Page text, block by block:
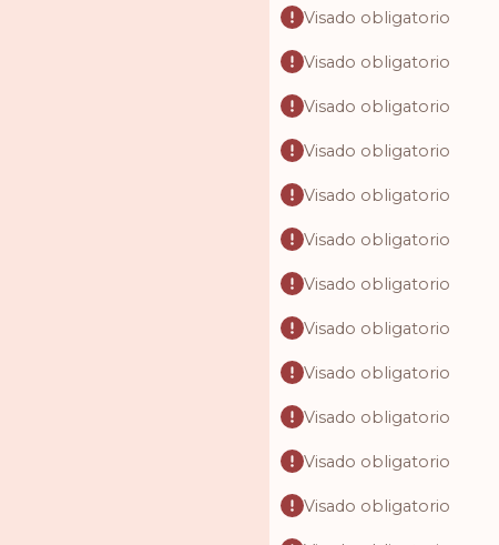
Visado obligatorio
Visado obligatorio
Visado obligatorio
Visado obligatorio
Visado obligatorio
Visado obligatorio
Visado obligatorio
Visado obligatorio
Visado obligatorio
Visado obligatorio
Visado obligatorio
Visado obligatorio